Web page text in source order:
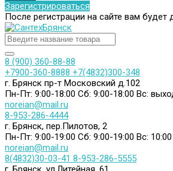
Зарегистрироваться
После регистрации на сайте вам
8 (900) 360-88-88
+7900-360-8888 +7(4832)300-348
г. Брянск пр-т Московский д.102
Пн-Пт: 9:00-18:00 Сб: 9:00-18:00 Вс:
noreian@mail.ru
8-953-286-4444
г. Брянск, пер.Пилотов, 2
Пн-Пт: 9:00-19:00 Сб: 9:00-19:00 Вс:
noreian@mail.ru
8(4832)30-03-41 8-953-286-5555